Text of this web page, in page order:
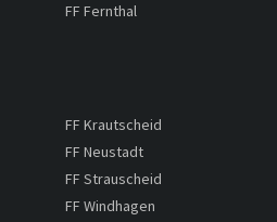
FF Fernthal
FF Krautscheid
FF Neustadt
FF Strauscheid
FF Windhagen